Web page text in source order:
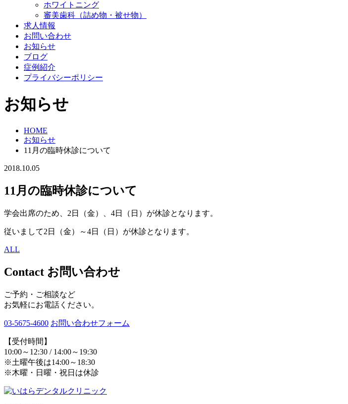
ホワイトニング
審美歯科（詰め物・被せ物）
求人情報
お問い合わせ
お知らせ
ブログ
症例紹介
プライバシーポリシー
お知らせ
HOME
お知らせ
11月の臨時休診について
2018.10.05
11月の臨時休診について
学会出席のため、2日（金）、4日（日）が休診となります。
従いまして2日（金）～4日（日）が休診となります。
ALL
Contact お問い合わせ
ご予約・ご相談など
お気軽にお電話ください。
03-5675-4600 お問い合わせフォーム
【受付時間】
10:00～12:30 / 14:00～19:30
※土曜午後は14:00～18:30
※木曜・日曜・祝日は休診